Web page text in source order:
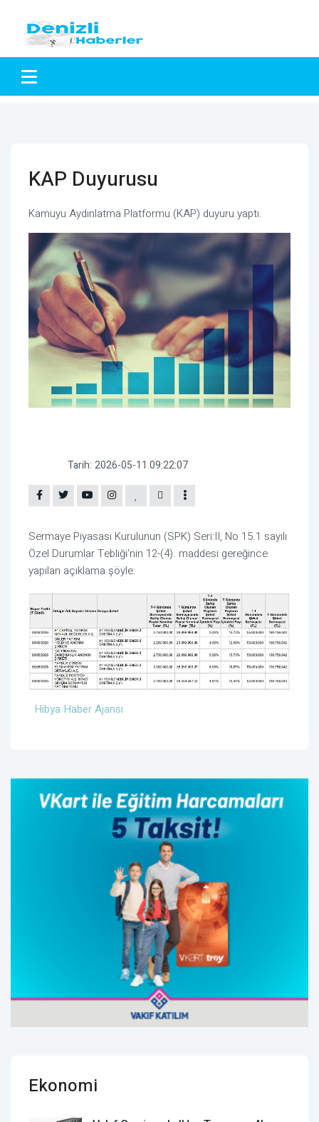
KAP Duyurusu
Kamuyu Aydınlatma Platformu (KAP) duyuru yaptı.
Tarih: 2026-05-11 09:22:07
Sermaye Piyasası Kurulunun (SPK) Seri:II, No 15.1 sayılı
Özel Durumlar Tebliği'nin 12-(4). maddesi gereğince
yapılan açıklama şöyle:
Hibya Haber Ajansı
Ekonomi